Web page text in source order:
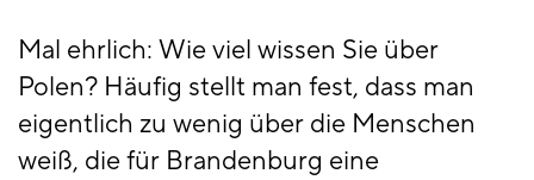
Mal ehrlich: Wie viel wissen Sie über
Polen? Häufig stellt man fest, dass man
eigentlich zu wenig über die Menschen
weiß, die für Brandenburg eine